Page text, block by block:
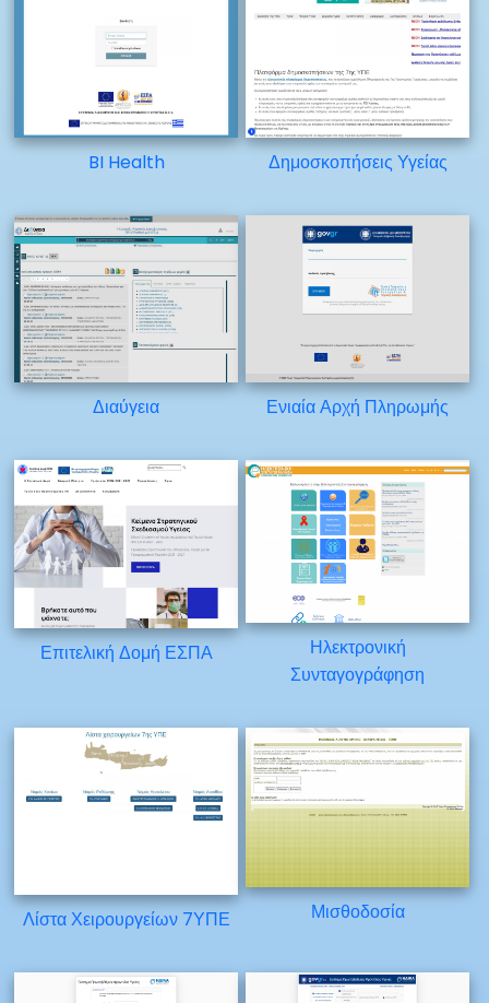
BI Health Δημοσκοπήσεις Υγείας
Διαύγεια Ενιαία Αρχή Πληρωμής
Επιτελική Δομή ΕΣΠΑ
Ηλεκτρονική
Συνταγογράφηση
Λίστα Χειρουργείων 7ΥΠΕ Μισθοδοσία